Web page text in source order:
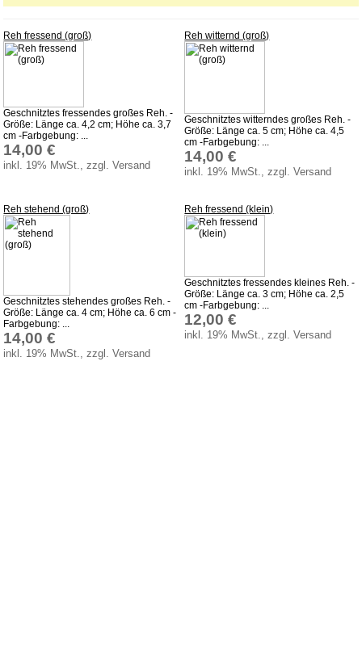
Wachskerzen
Erzgebirgisches Kunsthandwerk
Dekoration Ostern & Frühling
Miniaturen
Weihnachtspyramiden
Küchenzubehör aus Holz
Holz Dosierlöffel
Holz Teller & Schalen
Reh fressend (groß)
Geschnitztes fressendes großes Reh. -
Größe: Länge ca. 4,2 cm; Höhe ca. 3,7
cm -Farbgebung: ...
14,00 €
inkl. 19% MwSt., zzgl. Versand
Reh witternd (groß)
Geschnitztes witterndes großes Reh. -
Größe: Länge ca. 5 cm; Höhe ca. 4,5
cm -Farbgebung: ...
14,00 €
inkl. 19% MwSt., zzgl. Versand
Reh stehend (groß)
Geschnitztes stehendes großes Reh. -
Größe: Länge ca. 4 cm; Höhe ca. 6 cm -
Farbgebung: ...
14,00 €
inkl. 19% MwSt., zzgl. Versand
Reh fressend (klein)
Geschnitztes fressendes kleines Reh. -
Größe: Länge ca. 3 cm; Höhe ca. 2,5
cm -Farbgebung: ...
12,00 €
inkl. 19% MwSt., zzgl. Versand